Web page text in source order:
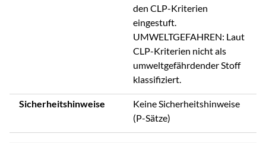
den CLP-Kriterien
eingestuft.
UMWELTGEFAHREN: Laut
CLP-Kriterien nicht als
umweltgefährdender Stoff
klassifiziert.
Sicherheitshinweise
Keine Sicherheitshinweise
(P-Sätze)